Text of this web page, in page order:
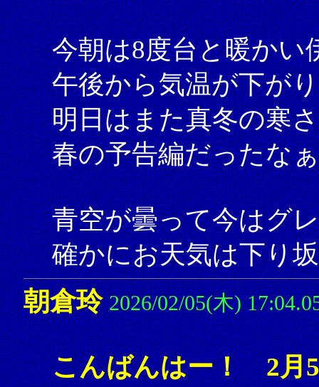
今朝は8度台と暖かい
午後から気温が下が
明日はまた真冬の寒
春の予告編だったな
青空が曇って今はグ
確かにお天気は下り
朝倉玲 2026/02/05(木)
こんばんはー！ 2月